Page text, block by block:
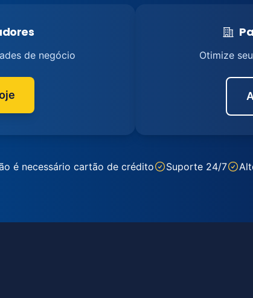
de negócio Otimize
é necessário cartão de crédito Suporte 24/7